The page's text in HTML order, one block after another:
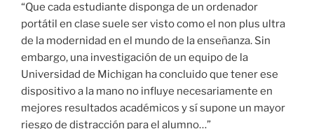
“Que cada estudiante disponga de un ordenador
portátil en clase suele ser visto como el non plus ultra
de la modernidad en el mundo de la enseñanza. Sin
embargo, una investigación de un equipo de la
Universidad de Michigan ha concluido que tener ese
dispositivo a la mano no influye necesariamente en
mejores resultados académicos y sí supone un mayor
riesgo de distracción para el alumno…”